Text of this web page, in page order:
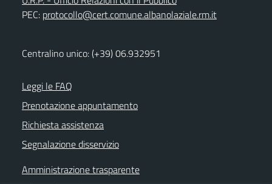
PEC: protocollo@cert.comune.albanolaziale.rm.it
Centralino unico: (+39) 06.932951
Leggi le FAQ
Prenotazione appuntamento
Richiesta assistenza
Segnalazione disservizio
Amministrazione trasparente